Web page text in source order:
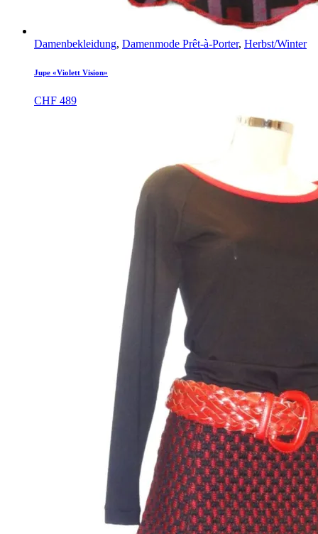
Damenbekleidung, Damenmode Prêt-à-Porter, Herbst/Winter
Jupe «Violett Vision»
CHF 489